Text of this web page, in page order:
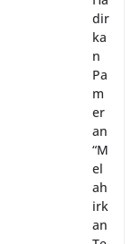
dir
ka
n
Pa
m
er
an
“M
el
ah
irk
an